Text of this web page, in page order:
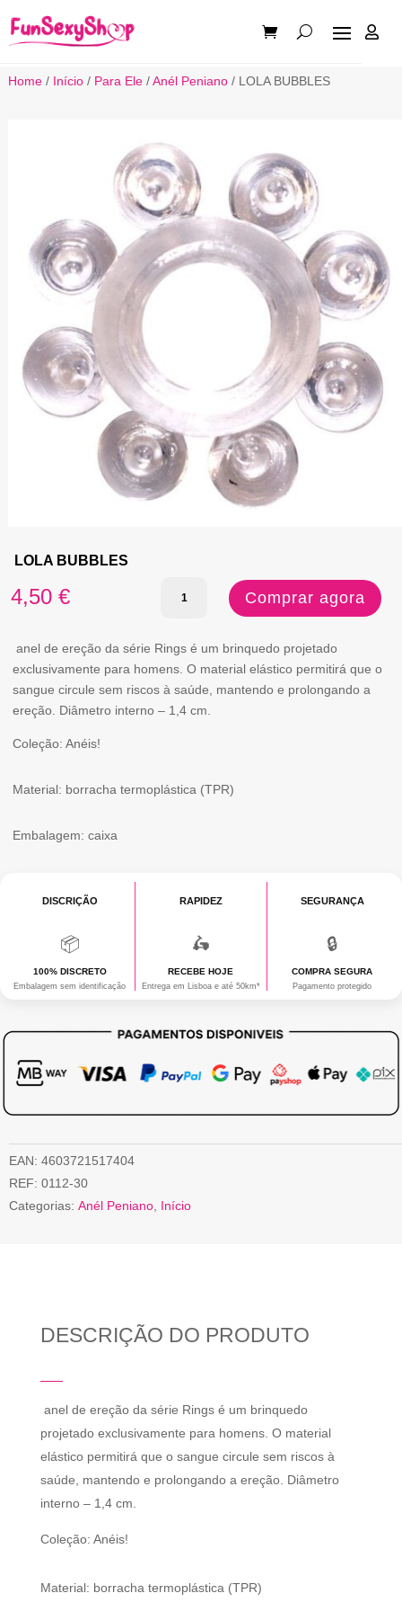

Home/ Início/ Para Ele/Anél Peniano/ LOLA BUBBLES
LOLA BUBBLES
4,50 €
Quantidade
LOLA
BUBBLES
Comprar agora
anel de ereção da série Rings é um brinquedo projetado
exclusivamente para homens. O material elástico permitirá que o
sangue circule sem riscos à saúde, mantendo e prolongando a
ereção. Diâmetro interno – 1,4 cm.
Coleção: Anéis!
Material: borracha termoplástica (TPR)
Embalagem: caixa
DISCRIÇÃO
📦
100% DISCRETO
Embalagem sem identificação
RAPIDEZ
🛵
RECEBE HOJE
Entrega em Lisboa e até 50km*
SEGURANÇA
🔒
COMPRA SEGURA
Pagamento protegido
EAN: 4603721517404
REF: 0112-30
Categorias: Anél Peniano Início
DESCRIÇÃO DO PRODUTO
anel de ereção da série Rings é um brinquedo
projetado exclusivamente para homens. O material
elástico permitirá que o sangue circule sem riscos à
saúde, mantendo e prolongando a ereção. Diâmetro
interno – 1,4 cm.
Coleção: Anéis!
Material: borracha termoplástica (TPR)